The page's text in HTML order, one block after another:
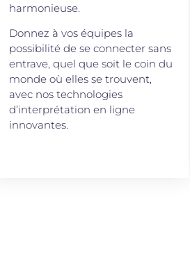
harmonieuse.
Donnez à vos équipes la
possibilité de se connecter sans
entrave, quel que soit le coin du
monde où elles se trouvent,
avec nos technologies
d’interprétation en ligne
innovantes.